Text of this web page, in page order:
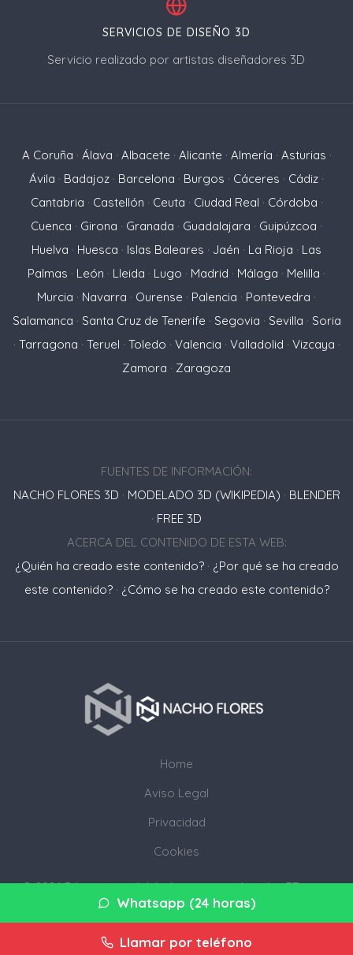
Whatsapp (24 horas)
Llamar por teléfono
SERVICIOS DE DISEÑO 3D
Servicio realizado por artistas diseñadores 3D
A Coruña · Álava · Albacete · Alicante · Almería · Asturias ·
Ávila · Badajoz · Barcelona · Burgos · Cáceres · Cádiz ·
Cantabria · Castellón · Ceuta · Ciudad Real · Córdoba ·
Cuenca · Girona · Granada · Guadalajara · Guipúzcoa ·
Huelva · Huesca · Islas Baleares · Jaén · La Rioja · Las
Palmas · León · Lleida · Lugo · Madrid · Málaga · Melilla ·
Murcia · Navarra · Ourense · Palencia · Pontevedra ·
Salamanca · Santa Cruz de Tenerife · Segovia · Sevilla · Soria
· Tarragona · Teruel · Toledo · Valencia · Valladolid · Vizcaya ·
Zamora · Zaragoza
FUENTES DE INFORMACIÓN:
NACHO FLORES 3D · MODELADO 3D (WIKIPEDIA) · BLENDER
· FREE 3D
ACERCA DEL CONTENIDO DE ESTA WEB:
¿Quién ha creado este contenido?· ¿Por qué se ha creado
este contenido?· ¿Cómo se ha creado este contenido?
Home
Aviso Legal
Privacidad
Cookies
© 2026 3djump.com· Web de servicios digitales 3D en tu
provincia ·Mapa del sitio